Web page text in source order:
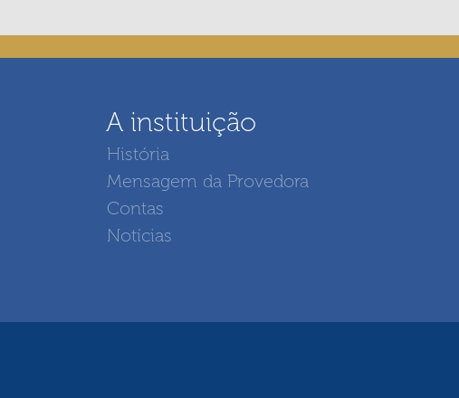
A instituição
História
Mensagem da Provedora
Contas
Notícias